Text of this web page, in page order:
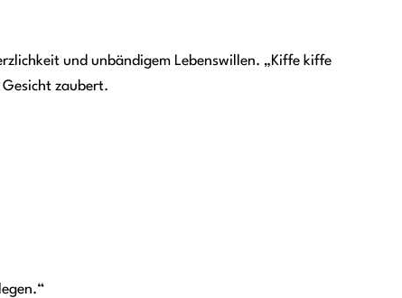
und unbändigem Lebenswillen. „Kiffe kiffe
zaubert.